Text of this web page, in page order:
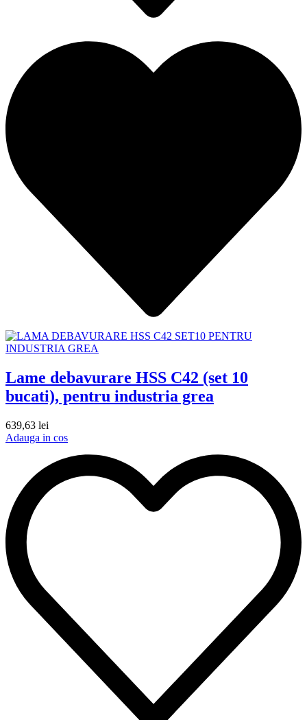
Lame debavurare HSS C42 (set 10
bucati), pentru industria grea
639,63 lei
Adauga in cos